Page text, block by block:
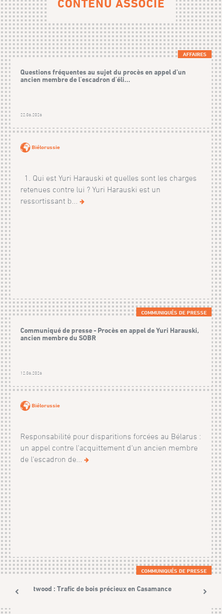
CONTENU ASSOCIÉ
AFFAIRES
Questions fréquentes au sujet du procès en appel d’un
ancien membre de l'escadron d'éli...
22.06.2026
Biélorussie
1. Qui est Yuri Harauski et quelles sont les charges
retenues contre lui ? Yuri Harauski est un
ressortissant b...
COMMUNIQUÉS DE PRESSE
Communiqué de presse - Procès en appel de Yuri Harauski,
ancien membre du SOBR
12.06.2026
Biélorussie
Responsabilité pour disparitions forcées au Bélarus :
un appel contre l'acquittement d'un ancien membre
de l'escadron de...
COMMUNIQUÉS DE PRESSE
Westwood : Trafic de bois précieux en Casamance